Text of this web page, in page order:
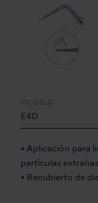
MODELO:
E4D
• Aplicación para
partículas extrañas
• Recubierto de